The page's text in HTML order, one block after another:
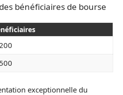
bénéficiaires de bourse
exceptionnelle du